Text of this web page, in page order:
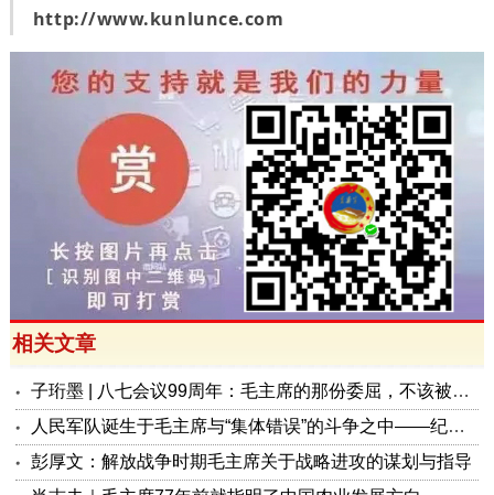
http://www.kunlunce.com
相关文章
子珩墨 | 八七会议99周年：毛主席的那份委屈，不该被遗忘
人民军队诞生于毛主席与“集体错误”的斗争之中——纪念“八一”九十九周年
彭厚文：解放战争时期毛主席关于战略进攻的谋划与指导